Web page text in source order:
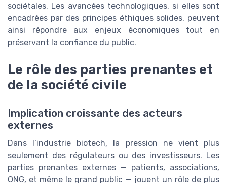
sociétales. Les avancées technologiques, si elles sont
encadrées par des principes éthiques solides, peuvent
ainsi répondre aux enjeux économiques tout en
préservant la confiance du public.
Le rôle des parties prenantes et
de la société civile
Implication croissante des acteurs
externes
Dans l’industrie biotech, la pression ne vient plus
seulement des régulateurs ou des investisseurs. Les
parties prenantes externes — patients, associations,
ONG, et même le grand public — jouent un rôle de plus